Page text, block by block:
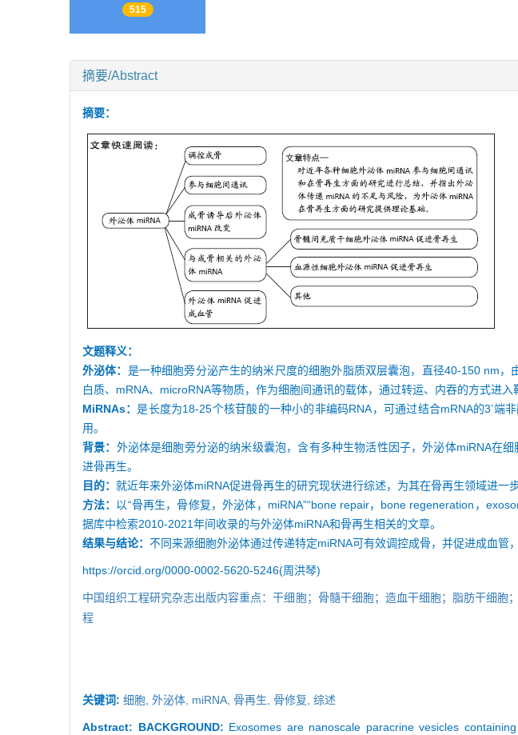
515
摘要/Abstract
摘要：
文题释义：
外泌体： 是一种细胞旁分泌产生的纳米尺度的细胞外脂质双层囊泡，直径40-150 nm
白质、mRNA、microRNA等物质，作为细胞间通讯的载体，通过转运、内吞的方式进入
MiRNAs：是长度为18-25个核苷酸的一种小的非编码RNA，可通过结合mRNA的3’端
用。
背景： 外泌体是细胞旁分泌的纳米级囊泡，含有多种生物活性因子，外泌体miRNA在
进骨再生。
目的： 就近年来外泌体miRNA促进骨再生的研究现状进行综述，为其在骨再生领域进一
方法： 以“骨再生，骨修复，外泌体，miRNA”“bone repair，bone regeneration，
据库中检索2010-2021年间收录的与外泌体miRNA和骨再生相关的文章。
结果与结论： 不同来源细胞外泌体通过传递特定miRNA可有效调控成骨，并促进成血管
https://orcid.org/0000-0002-5620-5246(周洪琴)
中国组织工程研究杂志出版内容重点：干细胞；骨髓干细胞；造血干细胞；脂肪干细
程
关键词: 细胞, 外泌体, miRNA, 骨再生, 骨修复, 综述
Abstract: BACKGROUND: Exosomes are nanoscale paracrine vesicles